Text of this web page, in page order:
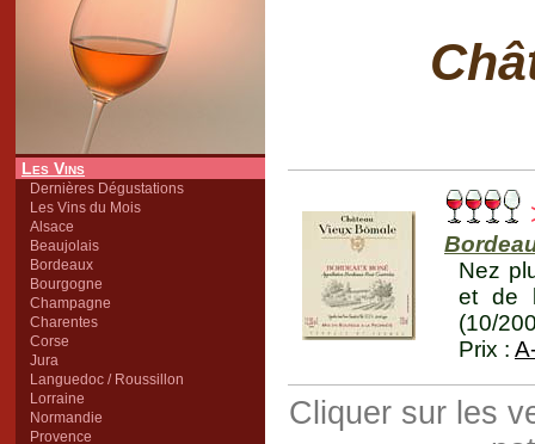
Les Vins
Dernières Dégustations
Les Vins du Mois
Alsace
Beaujolais
Bordeaux
Bourgogne
Champagne
Charentes
Corse
Jura
Languedoc / Roussillon
Lorraine
Normandie
Provence
Nez
et de
(10/
Prix :
Cliquer sur les